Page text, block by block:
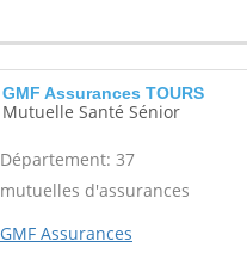
GMF Assurances TOURS
Mutuelle Santé Sénior
Département: 37
mutuelles d'assurances
GMF Assurances